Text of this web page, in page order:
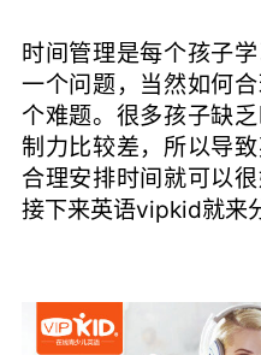
时间管理是每个孩子
一个问题，当然如何
个难题。很多孩子缺
制力比较差，所以导
合理安排时间就可以
接下来英语vipkid就来